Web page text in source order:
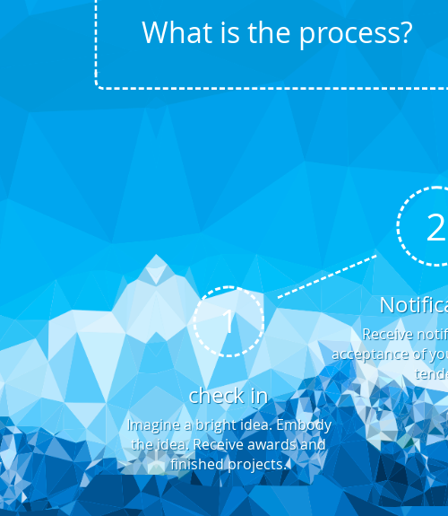
What is the process?
1
check in
Imagine a bright idea. Embody
the idea. Receive awards and
finished projects.
2
Receive
acceptance of